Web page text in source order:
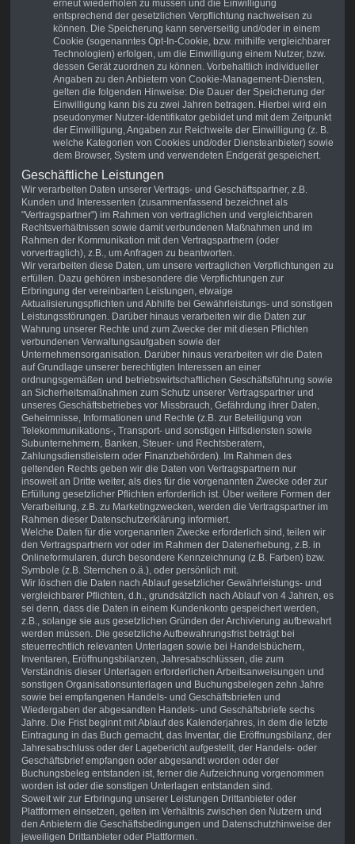
erneut wiederholen zu müssen und die Einwilligung
entsprechend der gesetzlichen Verpflichtung nachweisen zu
können. Die Speicherung kann serverseitig und/oder in einem
Cookie (sogenanntes Opt-In-Cookie, bzw. mithilfe vergleichbarer
Technologien) erfolgen, um die Einwilligung einem Nutzer, bzw.
dessen Gerät zuordnen zu können. Vorbehaltlich individueller
Angaben zu den Anbietern von Cookie-Management-Diensten,
gelten die folgenden Hinweise: Die Dauer der Speicherung der
Einwilligung kann bis zu zwei Jahren betragen. Hierbei wird ein
pseudonymer Nutzer-Identifikator gebildet und mit dem Zeitpunkt
der Einwilligung, Angaben zur Reichweite der Einwilligung (z. B.
welche Kategorien von Cookies und/oder Diensteanbieter) sowie
dem Browser, System und verwendeten Endgerät gespeichert.
Geschäftliche Leistungen
Wir verarbeiten Daten unserer Vertrags- und Geschäftspartner, z.B.
Kunden und Interessenten (zusammenfassend bezeichnet als
"Vertragspartner") im Rahmen von vertraglichen und vergleichbaren
Rechtsverhältnissen sowie damit verbundenen Maßnahmen und im
Rahmen der Kommunikation mit den Vertragspartnern (oder
vorvertraglich), z.B., um Anfragen zu beantworten.
Wir verarbeiten diese Daten, um unsere vertraglichen Verpflichtungen zu
erfüllen. Dazu gehören insbesondere die Verpflichtungen zur
Erbringung der vereinbarten Leistungen, etwaige
Aktualisierungspflichten und Abhilfe bei Gewährleistungs- und sonstigen
Leistungsstörungen. Darüber hinaus verarbeiten wir die Daten zur
Wahrung unserer Rechte und zum Zwecke der mit diesen Pflichten
verbundenen Verwaltungsaufgaben sowie der
Unternehmensorganisation. Darüber hinaus verarbeiten wir die Daten
auf Grundlage unserer berechtigten Interessen an einer
ordnungsgemäßen und betriebswirtschaftlichen Geschäftsführung sowie
an Sicherheitsmaßnahmen zum Schutz unserer Vertragspartner und
unseres Geschäftsbetriebes vor Missbrauch, Gefährdung ihrer Daten,
Geheimnisse, Informationen und Rechte (z.B. zur Beteiligung von
Telekommunikations-, Transport- und sonstigen Hilfsdiensten sowie
Subunternehmern, Banken, Steuer- und Rechtsberatern,
Zahlungsdienstleistern oder Finanzbehörden). Im Rahmen des
geltenden Rechts geben wir die Daten von Vertragspartnern nur
insoweit an Dritte weiter, als dies für die vorgenannten Zwecke oder zur
Erfüllung gesetzlicher Pflichten erforderlich ist. Über weitere Formen der
Verarbeitung, z.B. zu Marketingzwecken, werden die Vertragspartner im
Rahmen dieser Datenschutzerklärung informiert.
Welche Daten für die vorgenannten Zwecke erforderlich sind, teilen wir
den Vertragspartnern vor oder im Rahmen der Datenerhebung, z.B. in
Onlineformularen, durch besondere Kennzeichnung (z.B. Farben) bzw.
Symbole (z.B. Sternchen o.ä.), oder persönlich mit.
Wir löschen die Daten nach Ablauf gesetzlicher Gewährleistungs- und
vergleichbarer Pflichten, d.h., grundsätzlich nach Ablauf von 4 Jahren, es
sei denn, dass die Daten in einem Kundenkonto gespeichert werden,
z.B., solange sie aus gesetzlichen Gründen der Archivierung aufbewahrt
werden müssen. Die gesetzliche Aufbewahrungsfrist beträgt bei
steuerrechtlich relevanten Unterlagen sowie bei Handelsbüchern,
Inventaren, Eröffnungsbilanzen, Jahresabschlüssen, die zum
Verständnis dieser Unterlagen erforderlichen Arbeitsanweisungen und
sonstigen Organisationsunterlagen und Buchungsbelegen zehn Jahre
sowie bei empfangenen Handels- und Geschäftsbriefen und
Wiedergaben der abgesandten Handels- und Geschäftsbriefe sechs
Jahre. Die Frist beginnt mit Ablauf des Kalenderjahres, in dem die letzte
Eintragung in das Buch gemacht, das Inventar, die Eröffnungsbilanz, der
Jahresabschluss oder der Lagebericht aufgestellt, der Handels- oder
Geschäftsbrief empfangen oder abgesandt worden oder der
Buchungsbeleg entstanden ist, ferner die Aufzeichnung vorgenommen
worden ist oder die sonstigen Unterlagen entstanden sind.
Soweit wir zur Erbringung unserer Leistungen Drittanbieter oder
Plattformen einsetzen, gelten im Verhältnis zwischen den Nutzern und
den Anbietern die Geschäftsbedingungen und Datenschutzhinweise der
jeweiligen Drittanbieter oder Plattformen.